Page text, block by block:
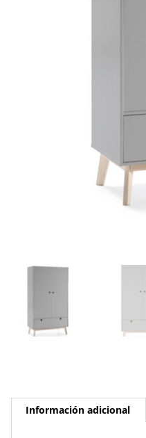
Información adicional